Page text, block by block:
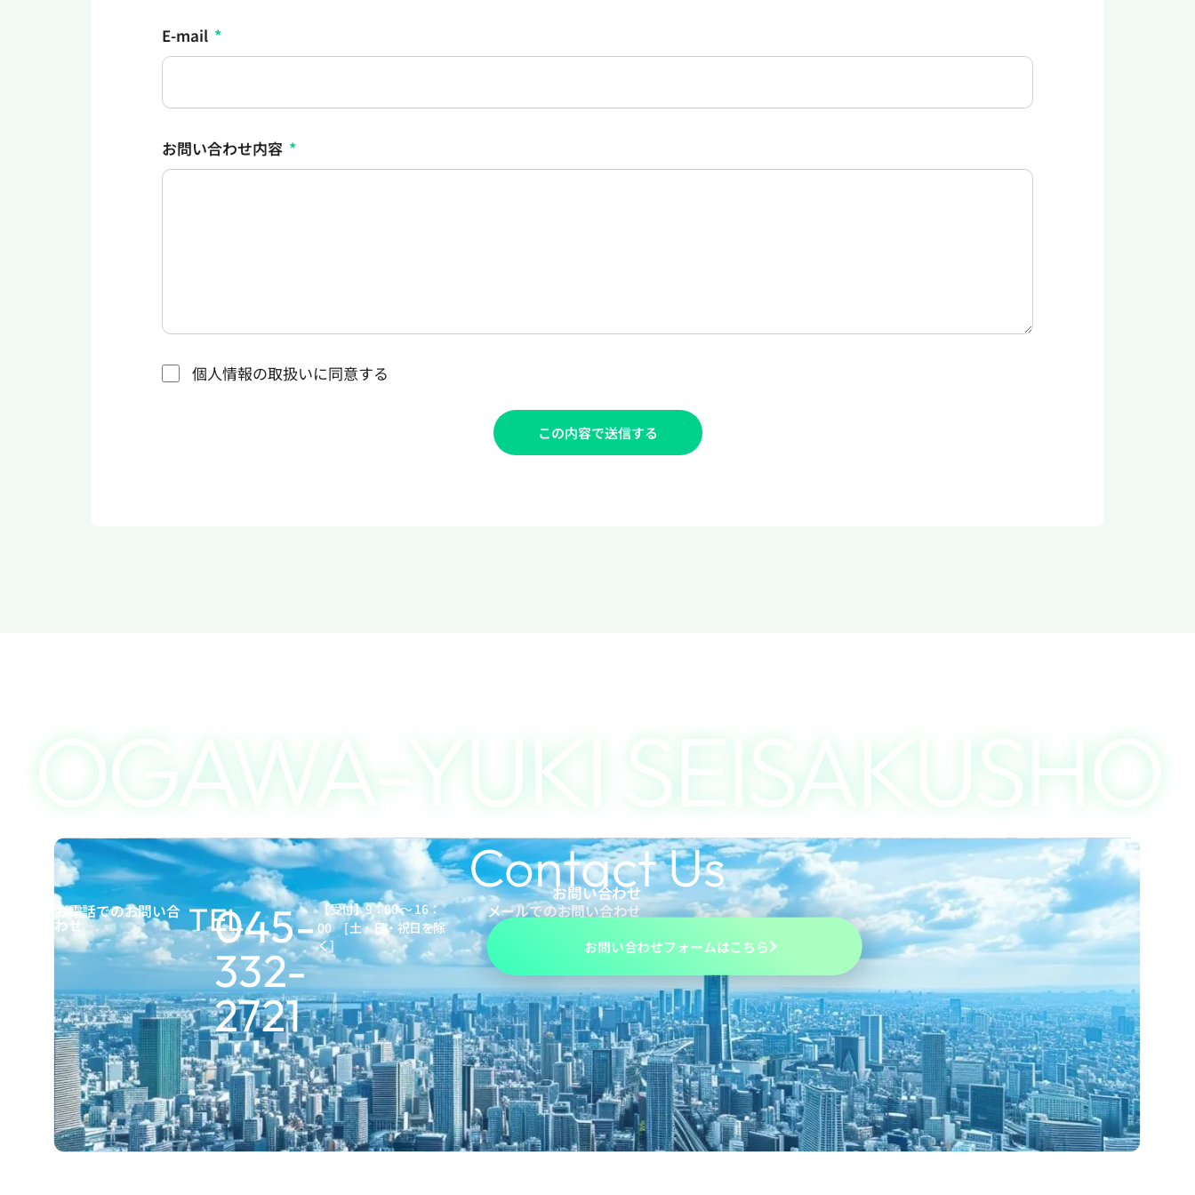
E-mail
お問い合わせ内容
個人情報の取扱いに同意する
この内容で送信する
OGAWA-YUKI SEISAKUSHO
Contact Us
お問い合わせ
お電話でのお問い合
わせ TEL.
045-
332-
2721
【受付】9：00 ～ 16：
00 [ 土・日・祝日を除
く]
メールでのお問い合わせ
お問い合わせフォームはこちら